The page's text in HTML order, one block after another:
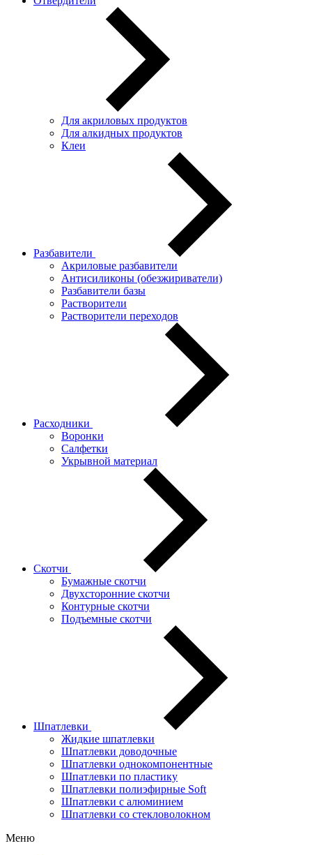
Для акриловых продуктов
Для алкидных продуктов
Клеи
Разбавители
Акриловые разбавители
Антисиликоны (обезжириватели)
Разбавители базы
Растворители
Растворители переходов
Расходники
Воронки
Салфетки
Укрывной материал
Скотчи
Бумажные скотчи
Двухсторонние скотчи
Контурные скотчи
Подъемные скотчи
Шпатлевки
Жидкие шпатлевки
Шпатлевки доводочные
Шпатлевки однокомпонентные
Шпатлевки по пластику
Шпатлевки полиэфирные Soft
Шпатлевки с алюминием
Шпатлевки со стекловолокном
Меню